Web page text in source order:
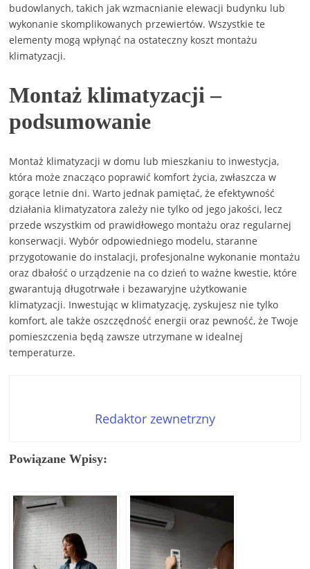
budowlanych, takich jak wzmacnianie elewacji budynku lub
wykonanie skomplikowanych przewiertów. Wszystkie te
elementy mogą wpłynąć na ostateczny koszt montażu
klimatyzacji.
Montaż klimatyzacji –
podsumowanie
Montaż klimatyzacji w domu lub mieszkaniu to inwestycja,
która może znacząco poprawić komfort życia, zwłaszcza w
gorące letnie dni. Warto jednak pamiętać, że efektywność
działania klimatyzatora zależy nie tylko od jego jakości, lecz
przede wszystkim od prawidłowego montażu oraz regularnej
konserwacji. Wybór odpowiedniego modelu, staranne
przygotowanie do instalacji, profesjonalne wykonanie montażu
oraz dbałość o urządzenie na co dzień to ważne kwestie, które
gwarantują długotrwałe i bezawaryjne użytkowanie
klimatyzacji. Inwestując w klimatyzację, zyskujesz nie tylko
komfort, ale także oszczędność energii oraz pewność, że Twoje
pomieszczenia będą zawsze utrzymane w idealnej
temperaturze.
Redaktor zewnetrzny
Powiązane Wpisy: